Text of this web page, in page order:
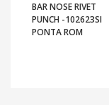
BAR NOSE RIVET
PUNCH -102623SI
PONTA ROM